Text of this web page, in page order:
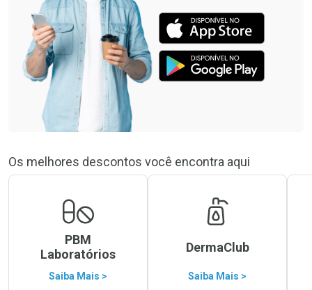
Os melhores descontos você encontra aqui
PBM
Laboratórios
Saiba Mais >
DermaClub
Saiba Mais >